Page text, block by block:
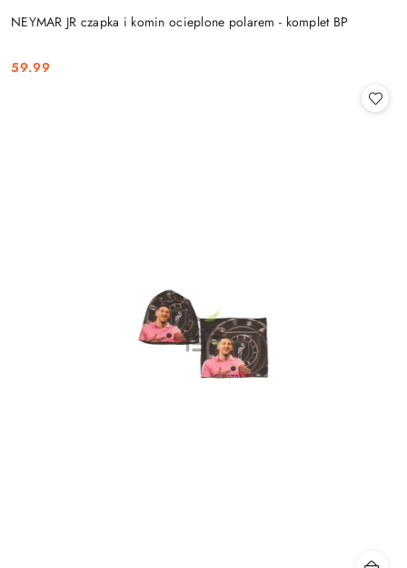
NEYMAR JR czapka i komin ocieplone polarem - komplet BP
Cena:
59.99